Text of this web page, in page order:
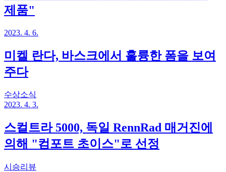
제품"
2023. 4. 6.
미켈 란다, 바스크에서 훌륭한 폼을 보여
주다
수상소식
2023. 4. 3.
스컬트라 5000, 독일 RennRad 매거진에
의해 "컴포트 초이스"로 선정
시승리뷰